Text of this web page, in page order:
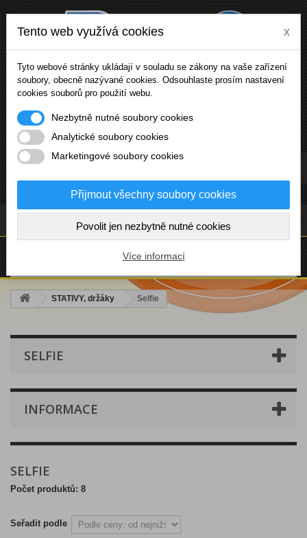
(prázdný)
STATIVY, držáky Selfie
SELFIE
INFORMACE
SELFIE
Počet produktů: 8
Seřadit podle
Tento web využívá cookies x
Tyto webové stránky ukládají v souladu se zákony na vaše zařízení
soubory, obecně nazývané cookies. Odsouhlaste prosím nastavení
cookies souborů pro použití webu.
Nezbytně nutné soubory cookies
Analytické soubory cookies
Marketingové soubory cookies
Přijmout všechny soubory cookies
Povolit jen nezbytně nutné cookies
Více informací